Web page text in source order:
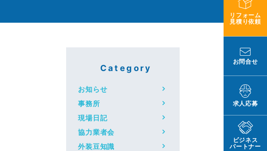
リフォーム
見積り依頼
お問合せ
求人応募
ビジネス
パートナー
Category
お知らせ
事務所
現場日記
協力業者会
外装豆知識